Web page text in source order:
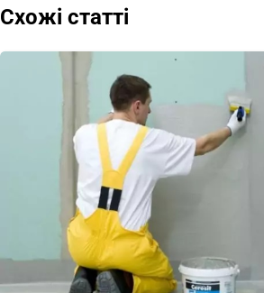
Схожі статті